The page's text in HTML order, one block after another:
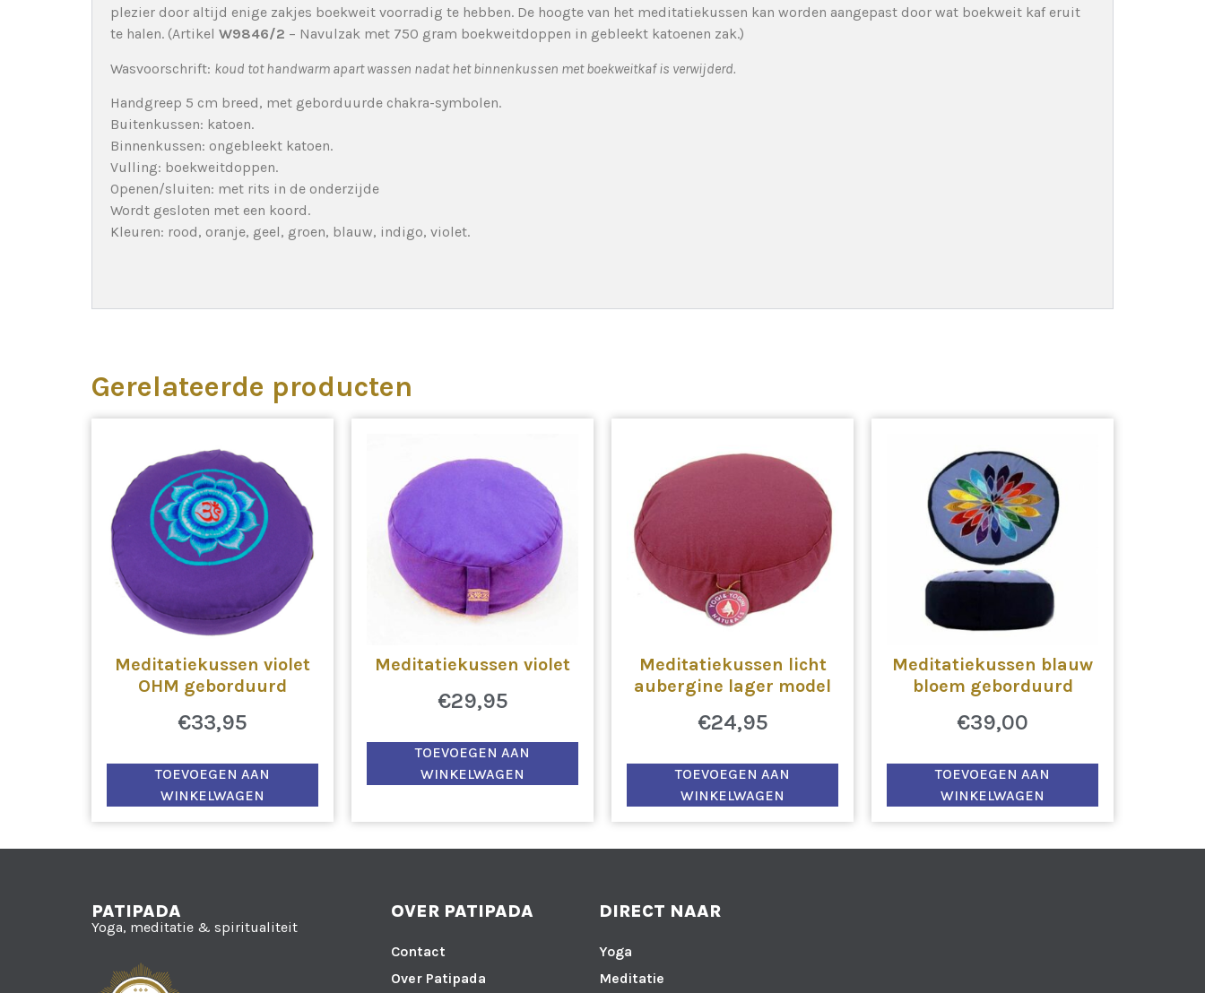
plezier door altijd enige zakjes boekweit voorradig te hebben. De hoogte van het meditatiekussen kan worden aangepast door wat boekweit kaf eruit
te halen. (Artikel W9846/2 – Navulzak met 750 gram boekweitdoppen in gebleekt katoenen zak.)
Wasvoorschrift: koud tot handwarm apart wassen nadat het binnenkussen met boekweitkaf is verwijderd.
Handgreep 5 cm breed, met geborduurde chakra-symbolen.
Buitenkussen: katoen.
Binnenkussen: ongebleekt katoen.
Vulling: boekweitdoppen.
Openen/sluiten: met rits in de onderzijde
Wordt gesloten met een koord.
Kleuren: rood, oranje, geel, groen, blauw, indigo, violet.
Gerelateerde producten
Meditatiekussen violet
OHM geborduurd
€33,95
TOEVOEGEN AAN
WINKELWAGEN
Meditatiekussen violet
€29,95
TOEVOEGEN AAN
WINKELWAGEN
Meditatiekussen licht
aubergine lager model
€24,95
TOEVOEGEN AAN
WINKELWAGEN
Meditatiekussen blauw
bloem geborduurd
€39,00
TOEVOEGEN AAN
WINKELWAGEN
PATIPADA
Yoga, meditatie & spiritualiteit
OVER PATIPADA
Contact
Over Patipada
DIRECT NAAR
Yoga
Meditatie